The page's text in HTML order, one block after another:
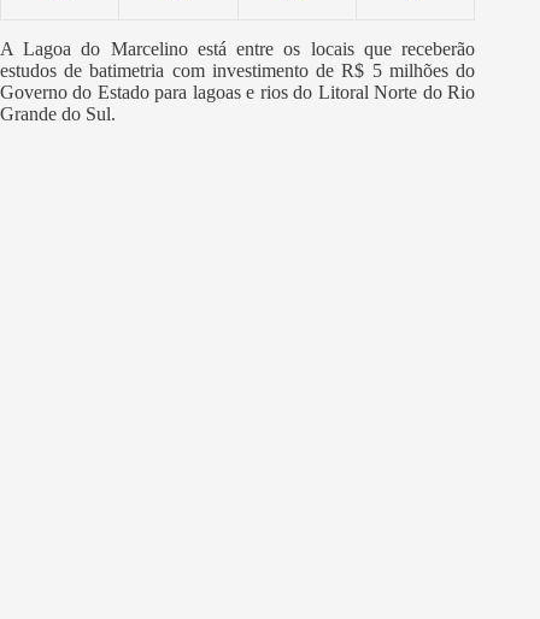
A Lagoa do Marcelino está entre os locais que receberão
estudos de batimetria com investimento de R$ 5 milhões do
Governo do Estado para lagoas e rios do Litoral Norte do Rio
Grande do Sul.